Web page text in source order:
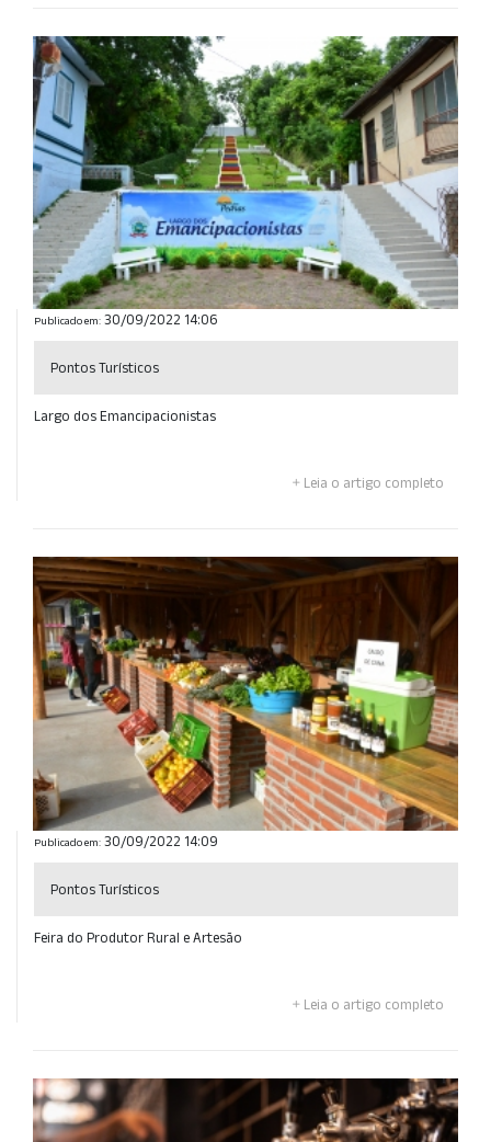
Publicado em: 30/09/2022 14:06
Pontos Turísticos
Largo dos Emancipacionistas
Leia o artigo completo
Publicado em: 30/09/2022 14:09
Pontos Turísticos
Feira do Produtor Rural e Artesão
Leia o artigo completo